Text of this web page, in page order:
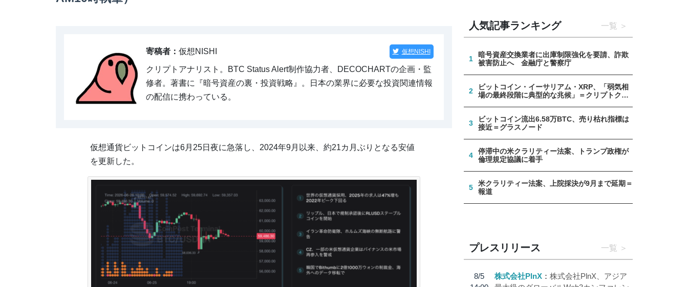
寄稿者： 仮想NISHI 仮想NISHI
クリプトアナリスト。BTC Status Alert制作協力者、DECOCHARTの企画・監
修者。著書に『暗号資産の裏・投資戦略』。日本の業界に必要な投資関連情報
の配信に携わっている。
仮想通貨ビットコインは6月25日夜に急落し、2024年9月以来、約21カ月ぶりとなる安値
を更新した。
人気記事ランキング 一覧
1
暗号資産交換業者に出庫制限強化を要請、詐欺
被害防止へ 金融庁と警察庁
2
ビットコイン・イーサリアム・XRP、「弱気相
場の最終段階に典型的な兆候」＝クリプトクア
3
ビットコイン流出6.58万BTC、売り枯れ指標は
接近＝グラスノード
4
停滞中の米クラリティー法案、トランプ政権が
倫理規定協議に着手
5
米クラリティー法案、上院採決が9月まで延期＝
報道
プレスリリース 一覧
8/5
株式会社PlnX
株式会社PlnX、アジア